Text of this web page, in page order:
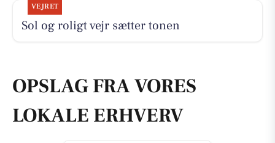
VEJRET
Sol og roligt vejr sætter tonen
OPSLAG FRA VORES
LOKALE ERHVERV